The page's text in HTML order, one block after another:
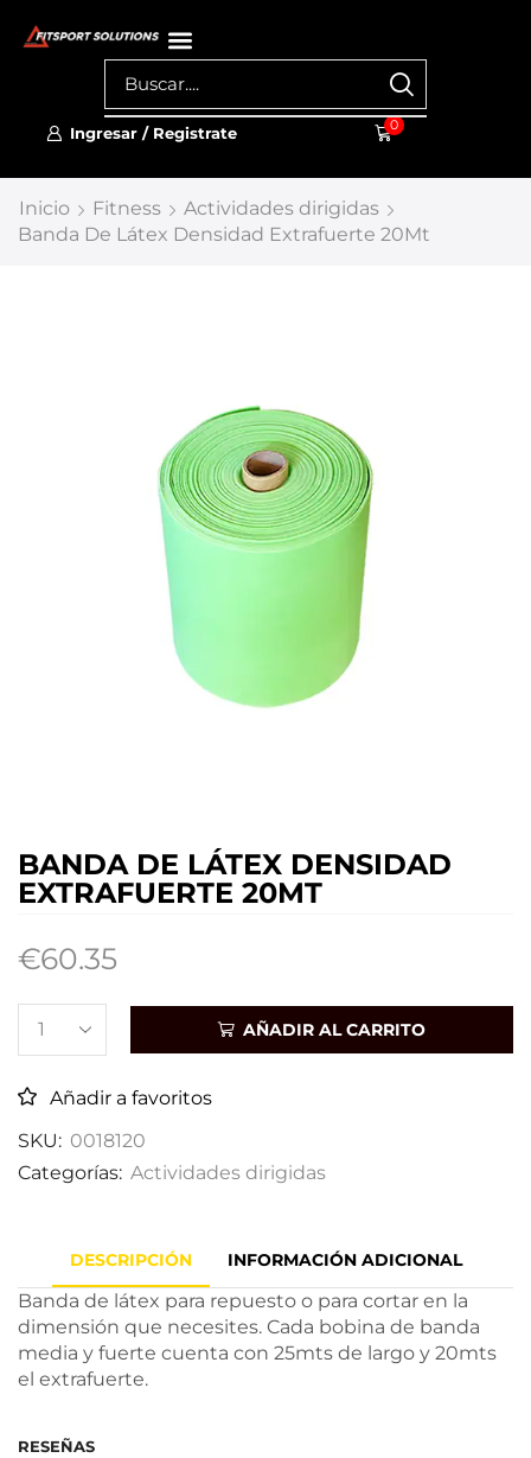
Ingresar / Registrate 0
Inicio Fitness
Actividades dirigidas
Banda De Látex Densidad Extrafuerte 20Mt
BANDA DE LÁTEX DENSIDAD
EXTRAFUERTE 20MT
€60.35
AÑADIR AL CARRITO
Añadir a favoritos
SKU: 0018120
Categorías: Actividades dirigidas
DESCRIPCIÓN INFORMACIÓN ADICIONAL
Banda de látex para repuesto o para cortar en la
dimensión que necesites. Cada bobina de banda
media y fuerte cuenta con 25mts de largo y 20mts
el extrafuerte.
RESEÑAS